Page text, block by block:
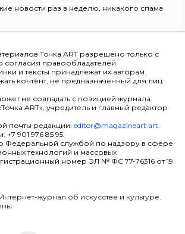
новости раз в неделю, никакого спама
Точка ART разрешено только с
согласия правообладателей.
и тексты принадлежат их авторам.
контент, не предназначенный для лиц
не совпадать с позицией журнала.
ART», учредитель и главный редактор
почты редакции: editor@magazineart.art.
901 976 85 95.
Федеральной службой по надзору в сфере
технологий и массовых
номер ЭЛ № ФС 77-76316 от 19
журнал об искусстве и культуре.